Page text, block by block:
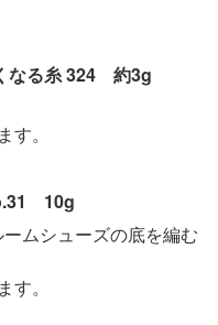
なる糸 324 約3g
。
10g
ムシューズの底を編む
。